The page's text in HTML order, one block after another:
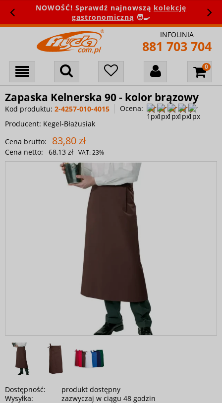
NOWOŚĆ! Sprawdź najnowszą kolekcję
gastronomiczną 🧑‍🍳
INFOLINIA
881 703 704
Zapaska Kelnerska 90 - kolor brązowy
Kod produktu: 2-4257-010-4015
Ocena:
Producent: Kegel-Błażusiak
Cena brutto:
83,80 zł
Cena netto: 68,13 zł VAT:23%
Dostępność:
produkt dostępny
Wysyłka:
zazwyczaj w ciągu 48 godzin